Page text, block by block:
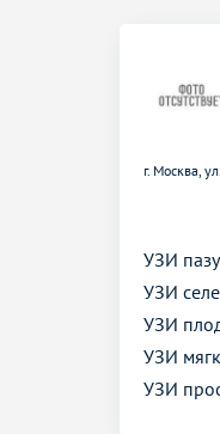
г. Москва,
УЗИ
УЗИ
УЗИ
УЗИ
УЗИ